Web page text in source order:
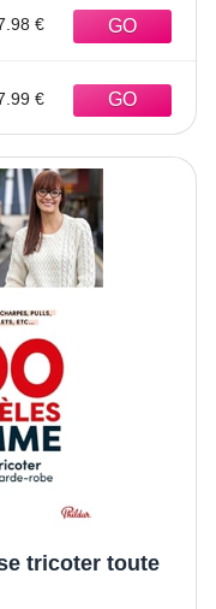
€
€
tricoter toute